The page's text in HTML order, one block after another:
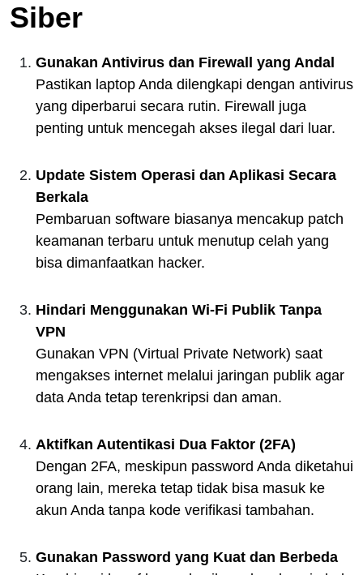
Siber
Gunakan Antivirus dan Firewall yang Andal
Pastikan laptop Anda dilengkapi dengan antivirus
yang diperbarui secara rutin. Firewall juga
penting untuk mencegah akses ilegal dari luar.
Update Sistem Operasi dan Aplikasi Secara
Berkala
Pembaruan software biasanya mencakup patch
keamanan terbaru untuk menutup celah yang
bisa dimanfaatkan hacker.
Hindari Menggunakan Wi-Fi Publik Tanpa
VPN
Gunakan VPN (Virtual Private Network) saat
mengakses internet melalui jaringan publik agar
data Anda tetap terenkripsi dan aman.
Aktifkan Autentikasi Dua Faktor (2FA)
Dengan 2FA, meskipun password Anda diketahui
orang lain, mereka tetap tidak bisa masuk ke
akun Anda tanpa kode verifikasi tambahan.
Gunakan Password yang Kuat dan Berbeda